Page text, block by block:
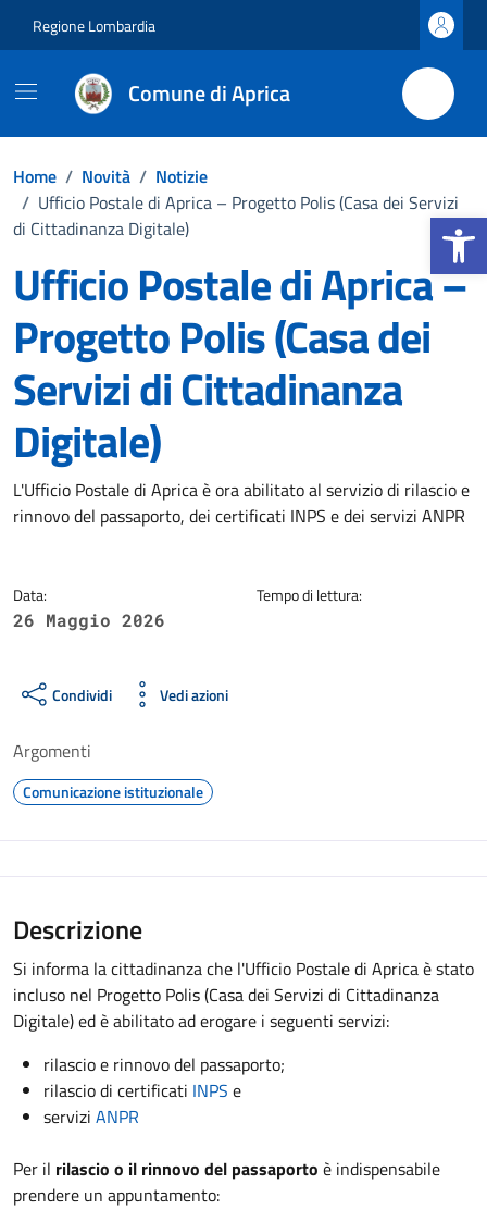
Apri la
Regione Lombardia
Comune di Aprica
Home / Novità / Notizie
/ Ufficio Postale di Aprica – Progetto Polis (Casa dei Servizi
di Cittadinanza Digitale)
Ufficio Postale di Aprica –
Progetto Polis (Casa dei
Servizi di Cittadinanza
Digitale)
Dettagli della notizia
L'Ufficio Postale di Aprica è ora abilitato al servizio di rilascio e
rinnovo del passaporto, dei certificati INPS e dei servizi ANPR
Data:
26 Maggio 2026
Tempo di lettura:
Condividi Vedi azioni
Argomenti
Comunicazione istituzionale
Descrizione
Si informa la cittadinanza che l'Ufficio Postale di Aprica è stato
incluso nel Progetto Polis (Casa dei Servizi di Cittadinanza
Digitale) ed è abilitato ad erogare i seguenti servizi:
rilascio e rinnovo del passaporto;
rilascio di certificati INPS e
servizi ANPR
Per il rilascio o il rinnovo del passaporto è indispensabile
prendere un appuntamento: